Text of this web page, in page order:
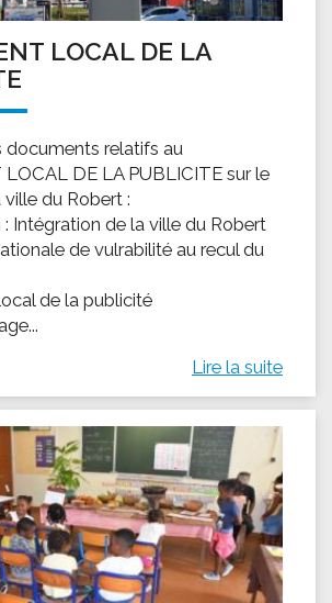
LOCAL DE LA
documents relatifs au
LOCAL DE LA PUBLICITE sur le
du Robert :
Intégration de la ville du Robert
de vulrabilité au recul du
de la publicité
Lire la suite